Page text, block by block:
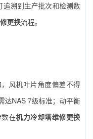
溯到生产批次和检测数
更换流程。
风机叶片角度偏差不得
达NAS 7级标准；动平衡
在机力冷却塔维修更换